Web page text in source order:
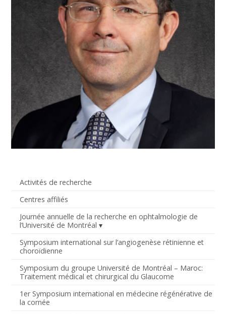
Activités de recherche
Centres affiliés
Journée annuelle de la recherche en ophtalmologie de
l’Université de Montréal
Symposium international sur l’angiogenèse rétinienne et
choroïdienne
Symposium du groupe Université de Montréal – Maroc:
Traitement médical et chirurgical du Glaucome
1er Symposium international en médecine régénérative de
la cornée